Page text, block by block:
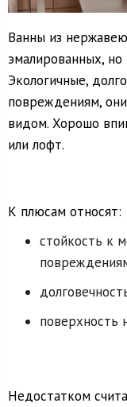
Ванны из
эмалированных,
Экологичные,
повреждениям,
видом. Хорошо
или лофт.
К плюсам относят:
стойкость к
поверхность
Недостатком